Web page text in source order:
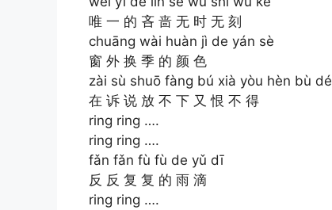
唯 一 的 吝 啬 无 时 无 刻
chuāng wài huàn jì de yán sè
窗 外 换 季 的 颜 色
zài sù shuō fàng bú xià yòu hèn bù dé
在 诉 说 放 不 下 又 恨 不 得
ring ring ….
ring ring ….
fǎn fǎn fù fù de yǔ dī
反 反 复 复 的 雨 滴
ring ring ….